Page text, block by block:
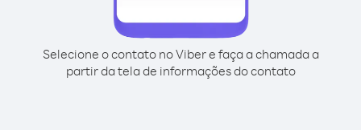
Selecione o contato no Viber e faça a chamada a
partir da tela de informações do contato